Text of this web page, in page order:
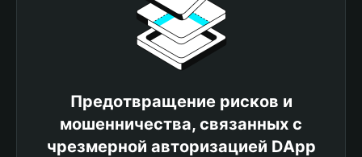
Предотвращение рисков и
мошенничества, связанных с
чрезмерной авторизацией DApp